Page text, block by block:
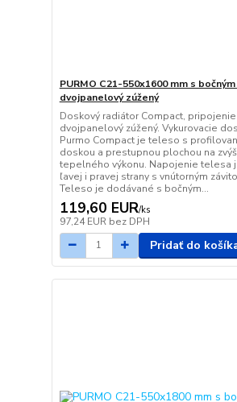
PURMO C21-550x1600 mm s
dvojpanelový zúžený
Doskový radiátor Compact,
dvojpanelový zúžený. Vykurovacie
Purmo Compact je teleso s
doskou a prestupnou plochou na
tepelného výkonu. Napojenie telesa
ľavej i pravej strany s vnútorným
Teleso je dodávané s bočným...
119,60 EUR/ks
97,24 EUR bez DPH
Pridať do